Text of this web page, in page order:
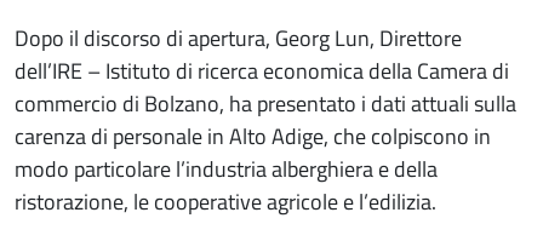
Dopo il discorso di apertura, Georg Lun, Direttore
dell’IRE – Istituto di ricerca economica della Camera di
commercio di Bolzano, ha presentato i dati attuali sulla
carenza di personale in Alto Adige, che colpiscono in
modo particolare l’industria alberghiera e della
ristorazione, le cooperative agricole e l’edilizia.